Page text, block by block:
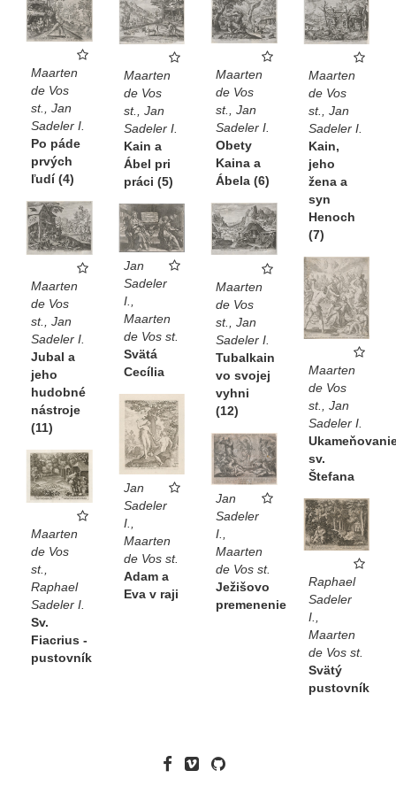
Maarten
de Vos
st., Jan
Sadeler I.
Po páde
prvých
ľudí (4)
Maarten
de Vos
st., Jan
Sadeler I.
Kain a
Ábel pri
práci (5)
Maarten
de Vos
st., Jan
Sadeler I.
Obety
Kaina a
Ábela (6)
Maarten
de Vos
st., Jan
Sadeler I.
Kain,
jeho
žena a
syn
Henoch
(7)
Maarten
de Vos
st., Jan
Sadeler I.
Jubal a
jeho
hudobné
nástroje
(11)
Maarten
de Vos
st., Jan
Sadeler I.
Tubalkain
vo svojej
vyhni
(12)
Jan
Sadeler
I.,
Maarten
de Vos st.
Svätá
Cecília
Maarten
de Vos
st., Jan
Sadeler I.
sv.
Štefana
Jan
Sadeler
I.,
Maarten
de Vos st.
Adam a
Eva v raji
Jan
Sadeler
I.,
Maarten
de Vos st.
Ježišovo
premenenie
Maarten
de Vos
st.,
Raphael
Sadeler I.
Sv.
Fiacrius -
pustovník
Raphael
Sadeler
I.,
Maarten
de Vos st.
Svätý
pustovník